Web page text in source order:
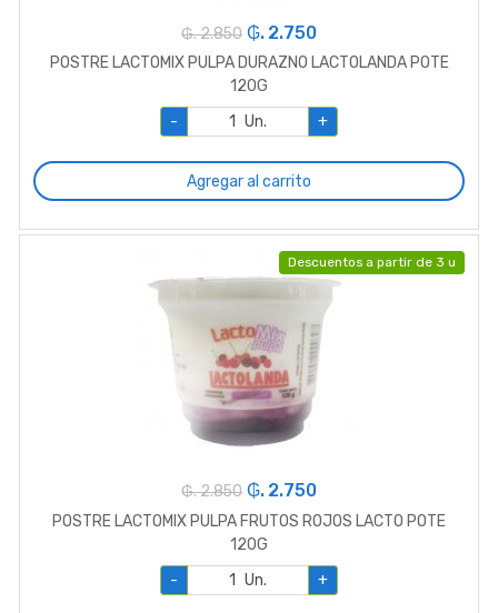
₲. 2.850 ₲. 2.750
POSTRE LACTOMIX PULPA DURAZNO LACTOLANDA POTE
120G
-
Un. +
Agregar al carrito
Descuentos a partir de 3 u
₲. 2.850 ₲. 2.750
POSTRE LACTOMIX PULPA FRUTOS ROJOS LACTO POTE
120G
-
Un. +